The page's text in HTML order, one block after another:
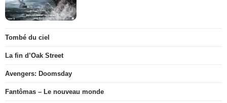
Tombé du ciel
La fin d’Oak Street
Avengers: Doomsday
Fantômas – Le nouveau monde